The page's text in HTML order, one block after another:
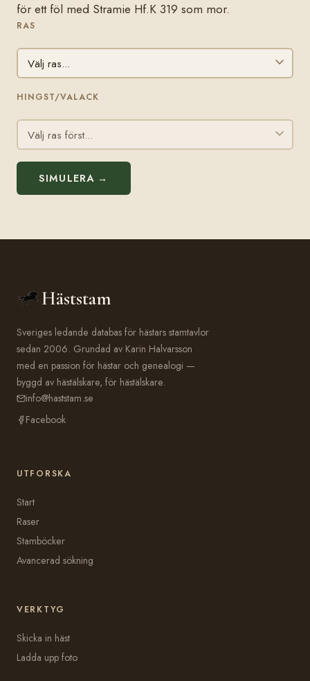
för ett föl med Stramie Hf.K 319 som mor.
RAS
HINGST/VALACK
SIMULERA →
Häststam
Sveriges ledande databas för hästars stamtavlor
sedan 2006. Grundad av Karin Halvarsson
med en passion för hästar och genealogi —
byggd av hästälskare, för hästälskare.
info@haststam.se
Facebook
UTFORSKA
Start
Raser
Stamböcker
Avancerad sökning
VERKTYG
Skicka in häst
Ladda upp foto